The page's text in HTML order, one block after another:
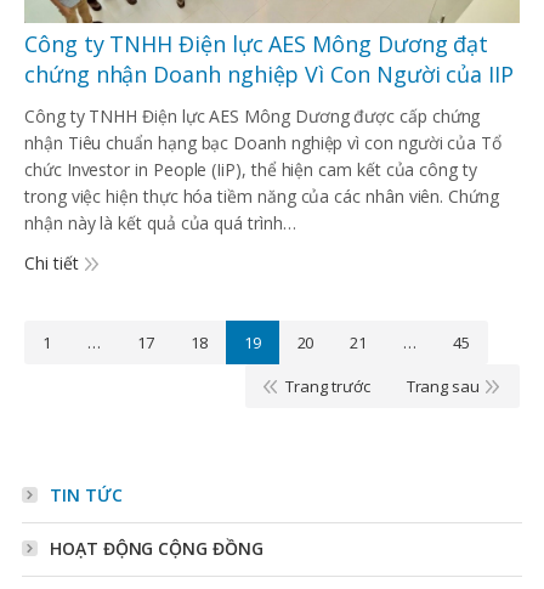
Công ty TNHH Điện lực AES Mông Dương đạt
chứng nhận Doanh nghiệp Vì Con Người của IIP
Công ty TNHH Điện lực AES Mông Dương được cấp chứng
nhận Tiêu chuẩn hạng bạc Doanh nghiệp vì con người của Tổ
chức Investor in People (IiP), thể hiện cam kết của công ty
trong việc hiện thực hóa tiềm năng của các nhân viên. Chứng
nhận này là kết quả của quá trình…
Chi tiết
1 … 17 18 19 20 21 …
45
Trang trước
Trang sau
TIN TỨC
HOẠT ĐỘNG CỘNG ĐỒNG